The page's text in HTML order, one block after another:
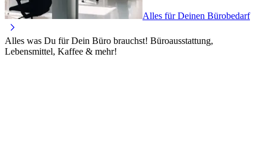
Alles für Deinen Bürobedarf
Alles was Du für Dein Büro brauchst! Büroausstattung,
Lebensmittel, Kaffee & mehr!